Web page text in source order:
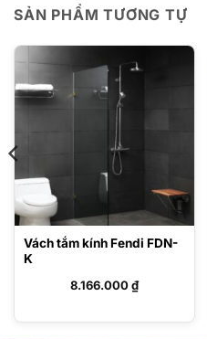
SẢN PHẨM TƯƠNG TỰ
Vách tắm kính Fendi FDN-
K
8.166.000₫